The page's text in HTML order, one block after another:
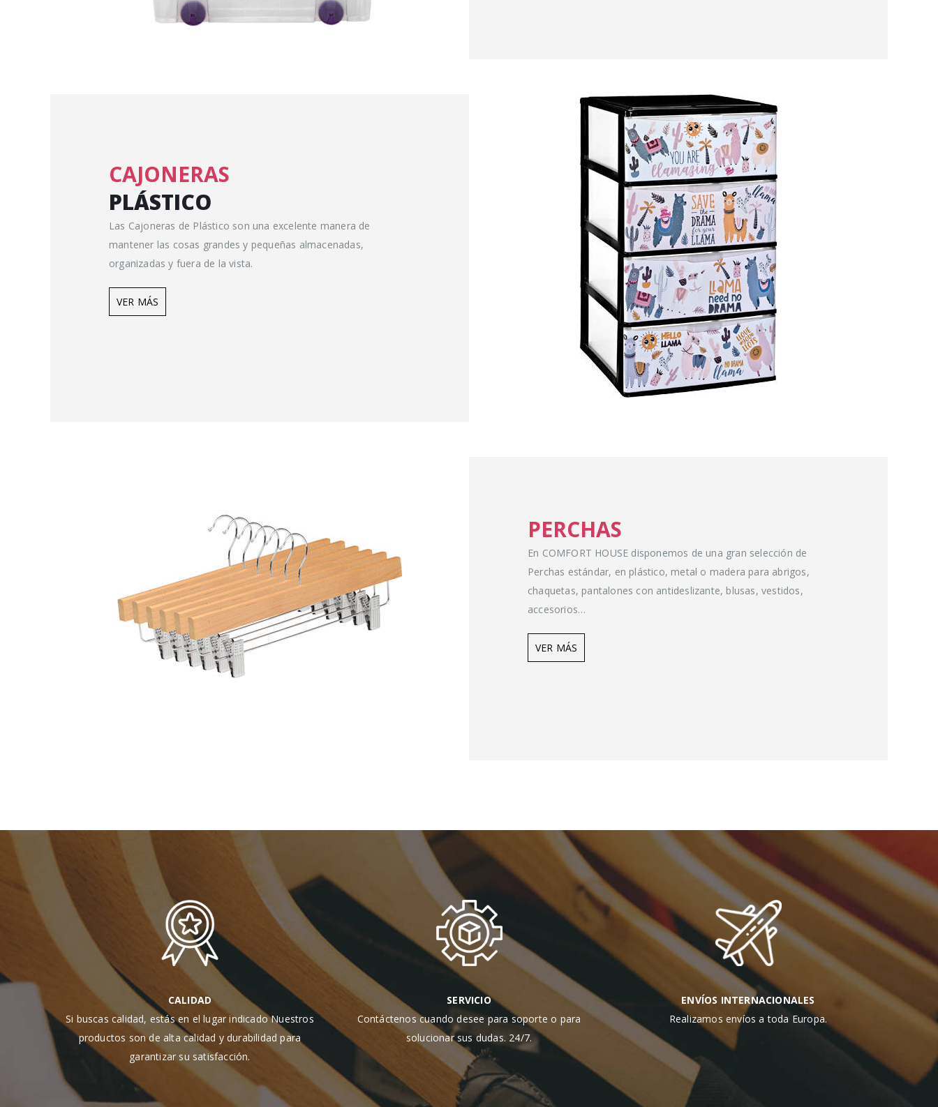
CAJONERAS
PLÁSTICO
Las Cajoneras de Plástico son una excelente manera de
mantener las cosas grandes y pequeñas almacenadas,
organizadas y fuera de la vista.
VER MÁS
PERCHAS
En COMFORT HOUSE disponemos de una gran selección de
Perchas estándar, en plástico, metal o madera para abrigos,
chaquetas, pantalones con antideslizante, blusas, vestidos,
accesorios…
VER MÁS
CALIDAD
Si buscas calidad, estás en el lugar indicado Nuestros
productos son de alta calidad y durabilidad para
garantizar su satisfacción.
SERVICIO
Contáctenos cuando desee para soporte o para
solucionar sus dudas. 24/7.
ENVÍOS INTERNACIONALES
Realizamos envíos a toda Europa.